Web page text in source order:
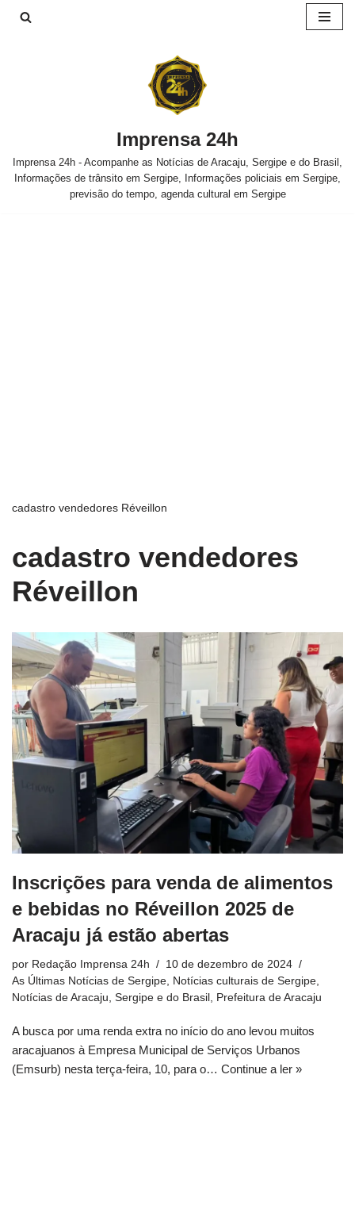
Imprensa 24h
Imprensa 24h - Acompanhe as Notícias de Aracaju, Sergipe e do Brasil,
Informações de trânsito em Sergipe, Informações policiais em Sergipe,
previsão do tempo, agenda cultural em Sergipe
cadastro vendedores Réveillon
cadastro vendedores
Réveillon
Inscrições para venda de alimentos
e bebidas no Réveillon 2025 de
Aracaju já estão abertas
por Redação Imprensa 24h
10 de dezembro de 2024
As Últimas Notícias de Sergipe
Notícias culturais de Sergipe
Notícias de Aracaju, Sergipe e do Brasil
Prefeitura de Aracaju
A busca por uma renda extra no início do ano levou muitos
aracajuanos à Empresa Municipal de Serviços Urbanos
(Emsurb) nesta terça-feira, 10, para o… Continue a ler »